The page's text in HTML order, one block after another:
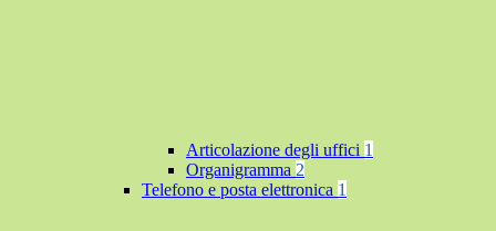
Articolazione degli uffici 1
Organigramma 2
Telefono e posta elettronica 1